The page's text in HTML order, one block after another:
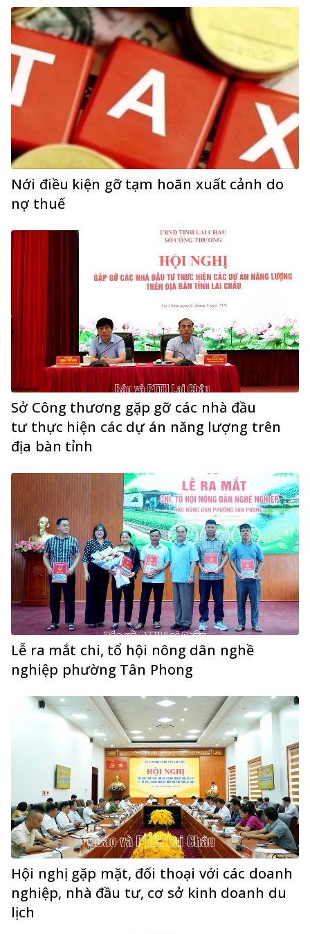
Nới điều kiện gỡ tạm hoãn xuất cảnh do
nợ thuế
Sở Công thương gặp gỡ các nhà đầu
tư thực hiện các dự án năng lượng trên
địa bàn tỉnh
Lễ ra mắt chi, tổ hội nông dân nghề
nghiệp phường Tân Phong
Hội nghị gặp mặt, đối thoại với các doanh
nghiệp, nhà đầu tư, cơ sở kinh doanh du
lịch